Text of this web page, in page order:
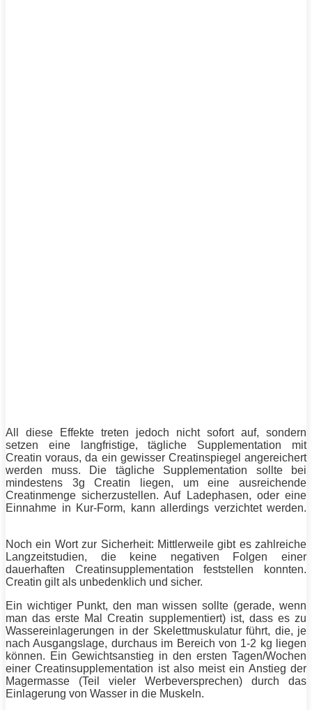
All diese Effekte treten jedoch nicht sofort auf, sondern
setzen eine langfristige, tägliche Supplementation mit
Creatin voraus, da ein gewisser Creatinspiegel angereichert
werden muss. Die tägliche Supplementation sollte bei
mindestens 3g Creatin liegen, um eine ausreichende
Creatinmenge sicherzustellen. Auf Ladephasen, oder eine
Einnahme in Kur-Form, kann allerdings verzichtet werden.
Noch ein Wort zur Sicherheit: Mittlerweile gibt es zahlreiche
Langzeitstudien, die keine negativen Folgen einer
dauerhaften Creatinsupplementation feststellen konnten.
Creatin gilt als unbedenklich und sicher.
Ein wichtiger Punkt, den man wissen sollte (gerade, wenn
man das erste Mal Creatin supplementiert) ist, dass es zu
Wassereinlagerungen in der Skelettmuskulatur führt, die, je
nach Ausgangslage, durchaus im Bereich von 1-2 kg liegen
können. Ein Gewichtsanstieg in den ersten Tagen/Wochen
einer Creatinsupplementation ist also meist ein Anstieg der
Magermasse (Teil vieler Werbeversprechen) durch das
Einlagerung von Wasser in die Muskeln.